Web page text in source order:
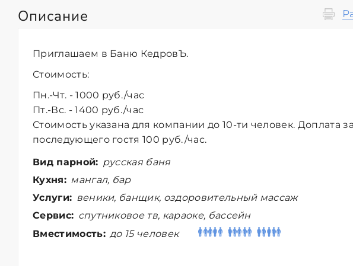
Описание
Приглашаем в Баню КедровЪ.
Стоимость:
Пн.-Чт. - 1000 руб./час
Пт.-Вс. - 1400 руб./час
Стоимость указана для компании до 10-ти человек. Доплата
последующего гостя 100 руб./час.
Вид парной: русская баня
Кухня: мангал, бар
Услуги: веники, банщик, оздоровительный массаж
Сервис: спутниковое тв, караоке, бассейн
Вместимость: до 15 человек